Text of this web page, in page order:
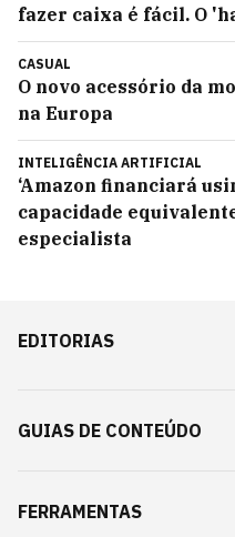
fazer caixa é fácil. O
CASUAL
O novo acessório da
na Europa
INTELIGÊNCIA ARTIFICIAL
‘Amazon financiará
capacidade
especialista
EDITORIAS
GUIAS DE CONTEÚDO
FERRAMENTAS